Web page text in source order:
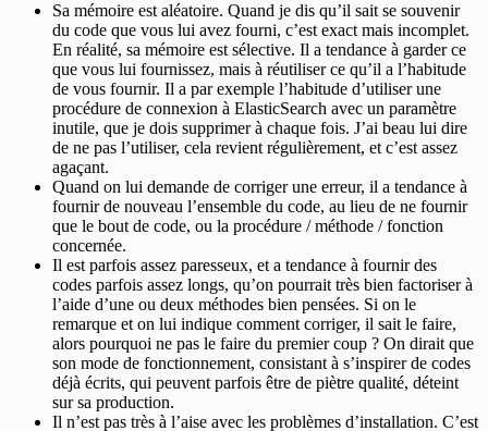
Sa mémoire est aléatoire. Quand je dis qu’il sait se souvenir
du code que vous lui avez fourni, c’est exact mais incomplet.
En réalité, sa mémoire est sélective. Il a tendance à garder ce
que vous lui fournissez, mais à réutiliser ce qu’il a l’habitude
de vous fournir. Il a par exemple l’habitude d’utiliser une
procédure de connexion à ElasticSearch avec un paramètre
inutile, que je dois supprimer à chaque fois. J’ai beau lui dire
de ne pas l’utiliser, cela revient régulièrement, et c’est assez
agaçant.
Quand on lui demande de corriger une erreur, il a tendance à
fournir de nouveau l’ensemble du code, au lieu de ne fournir
que le bout de code, ou la procédure / méthode / fonction
concernée.
Il est parfois assez paresseux, et a tendance à fournir des
codes parfois assez longs, qu’on pourrait très bien factoriser à
l’aide d’une ou deux méthodes bien pensées. Si on le
remarque et on lui indique comment corriger, il sait le faire,
alors pourquoi ne pas le faire du premier coup ? On dirait que
son mode de fonctionnement, consistant à s’inspirer de codes
déjà écrits, qui peuvent parfois être de piètre qualité, déteint
sur sa production.
Il n’est pas très à l’aise avec les problèmes d’installation. C’est